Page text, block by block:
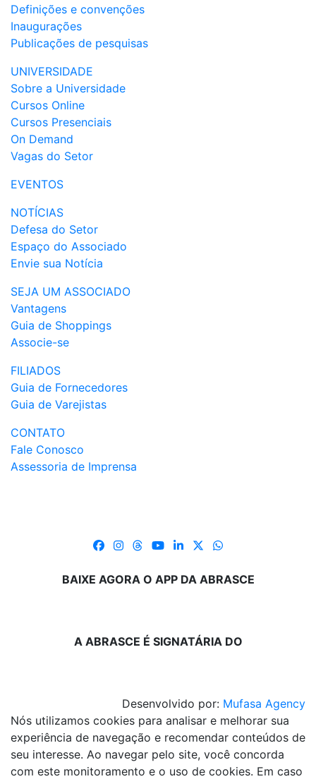
Definições e convenções
Inaugurações
Publicações de pesquisas
UNIVERSIDADE
Sobre a Universidade
Cursos Online
Cursos Presenciais
On Demand
Vagas do Setor
EVENTOS
NOTÍCIAS
Defesa do Setor
Espaço do Associado
Envie sua Notícia
SEJA UM ASSOCIADO
Vantagens
Guia de Shoppings
Associe-se
FILIADOS
Guia de Fornecedores
Guia de Varejistas
CONTATO
Fale Conosco
Assessoria de Imprensa
BAIXE AGORA O APP DA ABRASCE
A ABRASCE É SIGNATÁRIA DO
Desenvolvido por: Mufasa Agency
Nós utilizamos cookies para analisar e melhorar sua
experiência de navegação e recomendar conteúdos de
seu interesse. Ao navegar pelo site, você concorda
com este monitoramento e o uso de cookies. Em caso